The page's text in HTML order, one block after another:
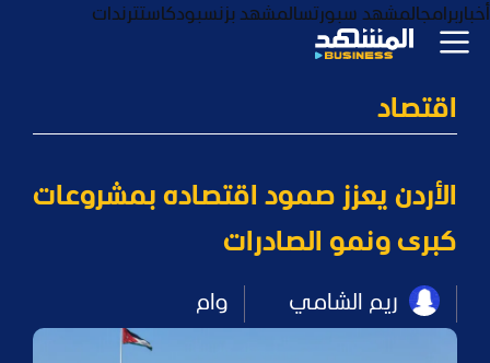
أخباربرامجالمشهد سبورتسالمشهد بزنسبودكاستترندات
اقتصاد
الأردن يعزز صمود اقتصاده بمشروعات
كبرى ونمو الصادرات
ريم الشامي وام